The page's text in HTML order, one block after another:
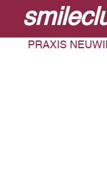
SKIP TO MAIN
PRAXIS